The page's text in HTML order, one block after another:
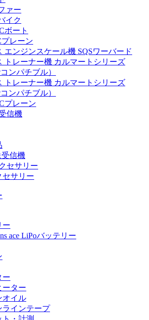
ァー
イク
ボート
プレーン
エンジンスケール機 SQSワーバード
トレーナー機 カルマートシリーズ
コンパチブル）
トレーナー機 カルマートシリーズ
コンパチブル）
プレーン
信機
受信機
セサリー
セサリー
ー
ace LiPoバッテリー
ー
ーター
オイル
ラインテープ